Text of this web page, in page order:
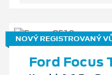
NOVÝ REGISTROVANÝ
Ford Focus